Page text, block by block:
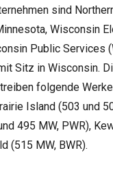
sind
Wisconsin
Public Services
Sitz in Wisconsin.
folgende
Island (503 und
495 MW, PWR),
(515 MW, BWR).